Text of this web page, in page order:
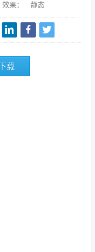
效果： 静态
载